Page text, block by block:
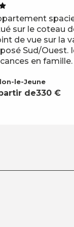
de330 €
sur le coteau
de vue sur la
Sud/Ouest.
en famille.
le-Jeune